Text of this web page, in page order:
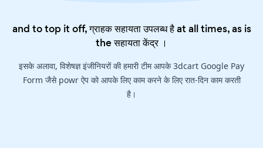
and to top it off, ग्राहक सहायता उपलब्ध है at all times, as is
theसहायता केंद्र।
इसके अलावा, विशेषज्ञ इंजीनियरों की हमारी टीम आपके 3dcart Google Pay
Form जैसे powr ऐप को आपके लिए काम करने के लिए रात-दिन काम करती
है।